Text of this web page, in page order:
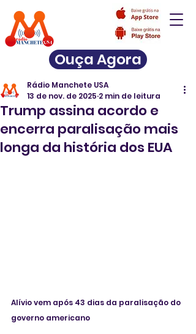
Ouça Agora
Trump assina acordo e
encerra paralisação mais
longa da história dos EUA
Rádio Manchete USA
13 de nov. de 2025 2 min de leitura
Alívio vem após 43 dias da paralisação do
governo americano